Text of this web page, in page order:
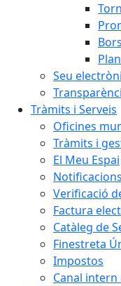
Seu
Tràmits i Serveis
Oficines
Tràmits i
El Meu Espai
Verificació
Factura
Catàleg de
Finestreta
Impostos
Canal